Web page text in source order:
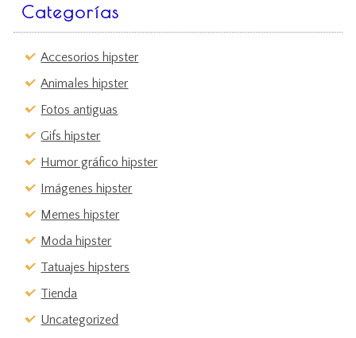
Categorías
Accesorios hipster
Animales hipster
Fotos antiguas
Gifs hipster
Humor gráfico hipster
Imágenes hipster
Memes hipster
Moda hipster
Tatuajes hipsters
Tienda
Uncategorized